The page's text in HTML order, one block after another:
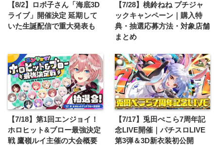
【8/2】ロボ子さん「海底3D
ライブ」開催決定 延期して
いた生誕配信で重大発表も
【7/28】桃鈴ねね プチジャ
ックキャンペーン｜購入特
典・抽選応募方法・対象店舗
まとめ
【7/18】第1回エンジョイ！
ホロヒット&ブロー最強決定
戦 鷹嶺ルイ主催の大会概要
【7/17】兎田ぺこら7周年記
念LIVE開催｜パチスロLIVE
第3弾＆3D新衣装初公開